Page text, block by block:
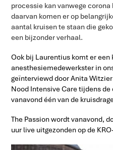
processie kan vanwege
daarvan komen er op
aantal kruisen te staan die
een bijzonder verhaal.
Ook bij Laurentius komt er een
anesthesiemedewerkster in
geïnterviewd door Anita
Nood Intensive Care tijdens
vanavond één van de
The Passion wordt vanavond,
uur live uitgezonden op de